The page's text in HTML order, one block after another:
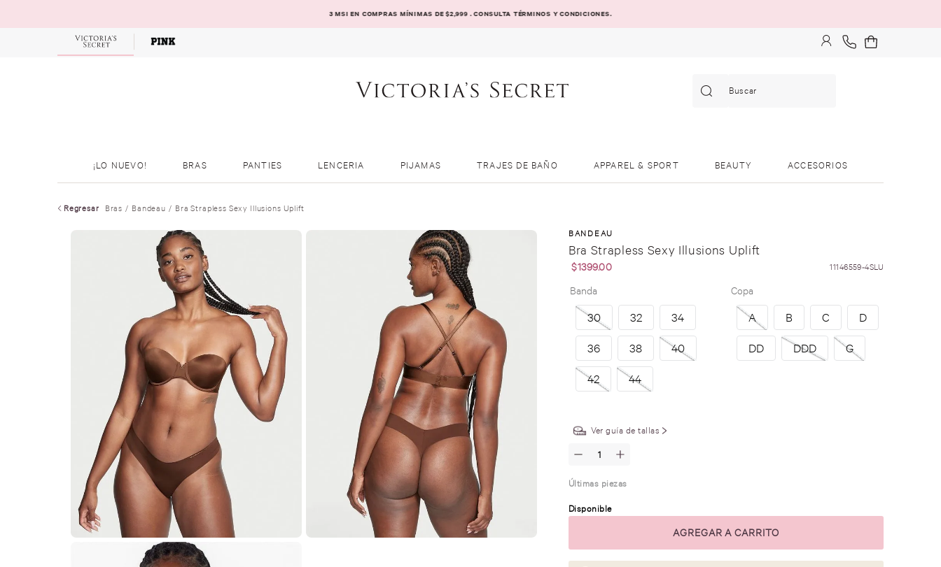
3 MSI EN COMPRAS MÍNIMAS DE $2,999 . CONSULTA TÉRMINOS Y CONDICIONES.
¡LO NUEVO! BRAS PANTIES LENCERIA PIJAMAS TRAJES DE BAÑO APPAREL & SPORT BEAUTY ACCESORIOS
Regresar Bras Bandeau Bra Strapless Sexy Illusions Uplift
BANDEAU
Bra Strapless Sexy Illusions Uplift
$1399.00 11146559-4SLU
Copa
A B C
D
DD
DDD G
Banda
30 32
34
36
38
40
42
44
Ver guía de tallas
Últimas piezas
Disponible